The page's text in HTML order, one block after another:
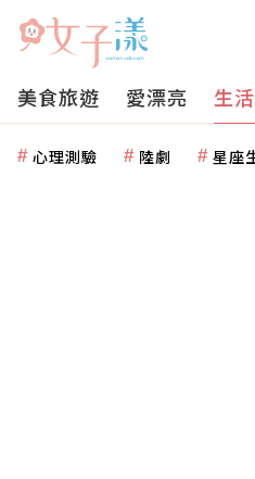
美食旅遊 愛漂亮 生
心理測驗 陸劇 星座